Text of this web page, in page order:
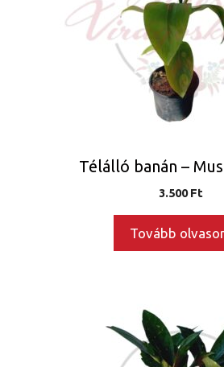
Télálló banán –
3.500Ft
Tovább